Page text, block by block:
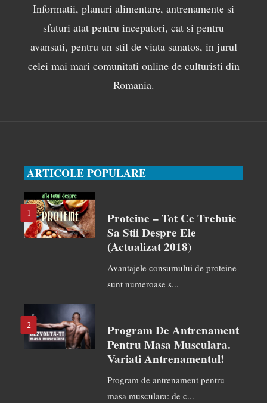
Informatii, planuri alimentare, antrenamente si
sfaturi atat pentru incepatori, cat si pentru
avansati, pentru un stil de viata sanatos, in jurul
celei mai mari comunitati online de culturisti din
Romania.
ARTICOLE POPULARE
1
Proteine – Tot Ce Trebuie
Sa Stii Despre Ele
(actualizat 2018)
Avantajele consumului de proteine
sunt numeroase s...
2
Program De Antrenament
Pentru Masa Musculara.
Variati Antrenamentul!
Program de antrenament pentru
masa musculara: de c...